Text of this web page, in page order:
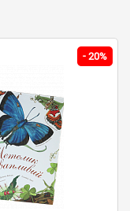
- 20%